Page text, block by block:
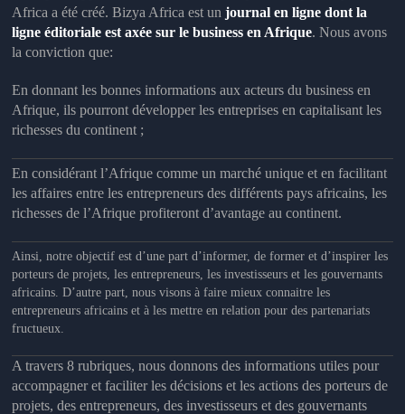
Africa a été créé. Bizya Africa est un journal en ligne dont la
ligne éditoriale est axée sur le business en Afrique.Nous avons
la conviction que:
En donnant les bonnes informations aux acteurs du business en
Afrique, ils pourront développer les entreprises en capitalisant les
richesses du continent ;
En considérant l’Afrique comme un marché unique et en facilitant
les affaires entre les entrepreneurs des différents pays africains, les
richesses de l’Afrique profiteront d’avantage au continent.
Ainsi, notre objectif est d’une part d’informer, de former et d’inspirer les
porteurs de projets, les entrepreneurs, les investisseurs et les gouvernants
africains. D’autre part, nous visons à faire mieux connaitre les
entrepreneurs africains et à les mettre en relation pour des partenariats
fructueux.
A travers 8 rubriques, nous donnons des informations utiles pour
accompagner et faciliter les décisions et les actions des porteurs de
projets, des entrepreneurs, des investisseurs et des gouvernants
Newsletter
[mailpoet_form id= »3″]